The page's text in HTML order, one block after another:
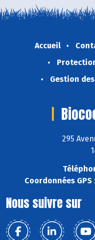
Accueil
Gestion
295
Coordonnées GPS
Nous suivre sur